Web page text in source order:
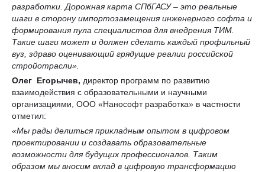
разработки. Дорожная карта СПбГАСУ – это реальные
шаги в сторону импортозамещения инженерного софта и
формирования пула специалистов для внедрения ТИМ.
Такие шаги может и должен сделать каждый профильный
вуз, здраво оценивающий грядущие реалии российской
стройотрасли».
Олег Егорычев, директор программ по развитию
взаимодействия с образовательными и научными
организациями, ООО «Нанософт разработка» в частности
отметил:
«Мы рады делиться прикладным опытом в цифровом
проектировании и создавать образовательные
возможности для будущих профессионалов. Таким
образом мы вносим вклад в цифровую трансформацию